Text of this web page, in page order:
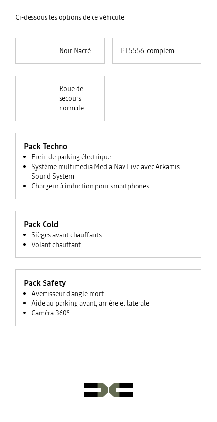
Ci-dessous les options de ce véhicule
Noir Nacré PT5556_complementaire
Roue de
secours
normale
Pack Techno
Frein de parking électrique
Système multimedia Media Nav Live avec Arkamis
Sound System
Chargeur à induction pour smartphones
Pack Cold
Sièges avant chauffants
Volant chauffant
Pack Safety
Avertisseur d'angle mort
Aide au parking avant, arrière et laterale
Caméra 360°